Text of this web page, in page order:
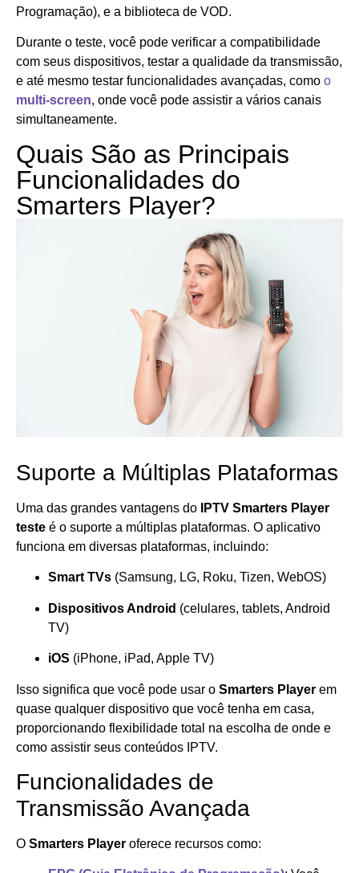
Programação), e a biblioteca de VOD.
Durante o teste, você pode verificar a compatibilidade
com seus dispositivos, testar a qualidade da transmissão,
e até mesmo testar funcionalidades avançadas, como o
multi-screen, onde você pode assistir a vários canais
simultaneamente.
Quais São as Principais
Funcionalidades do
Smarters Player?
Suporte a Múltiplas Plataformas
Uma das grandes vantagens do
IPTV Smarters Player
teste é o suporte a múltiplas plataformas. O aplicativo
funciona em diversas plataformas, incluindo:
Smart TVs (Samsung, LG, Roku, Tizen, WebOS)
Dispositivos Android (celulares, tablets, Android
TV)
iOS (iPhone, iPad, Apple TV)
Isso significa que você pode usar o Smarters Player em
quase qualquer dispositivo que você tenha em casa,
proporcionando flexibilidade total na escolha de onde e
como assistir seus conteúdos IPTV.
Funcionalidades de
Transmissão Avançada
O Smarters Player oferece recursos como: